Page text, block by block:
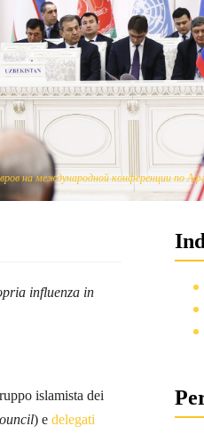
на международной конференции по
influenza in
islamista dei
) e delegati